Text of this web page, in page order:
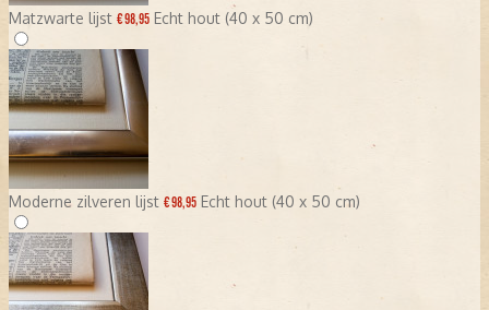
Matzwarte lijst € 98,95 Echt hout (40 x 50 cm)
Moderne zilveren lijst € 98,95 Echt hout (40 x 50 cm)